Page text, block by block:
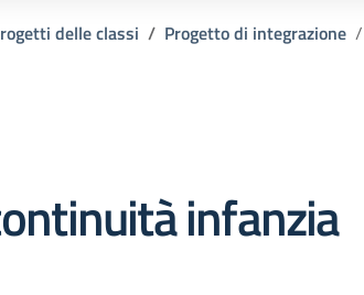
delle classi Progetto di integrazione
infanzia